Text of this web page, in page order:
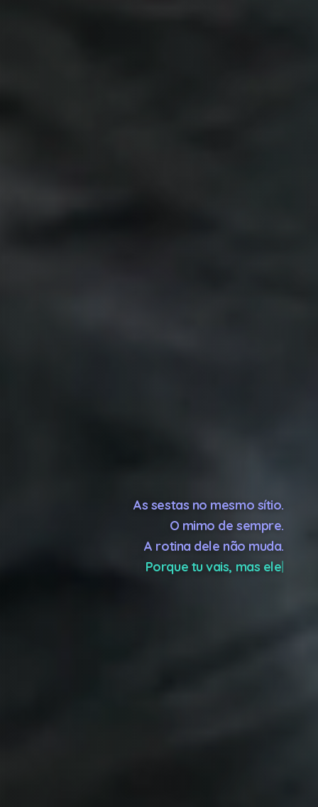
As sestas no mesmo sítio.
O mimo de sempre.
A rotina dele não muda.
Porque tu vais, mas ele fica!